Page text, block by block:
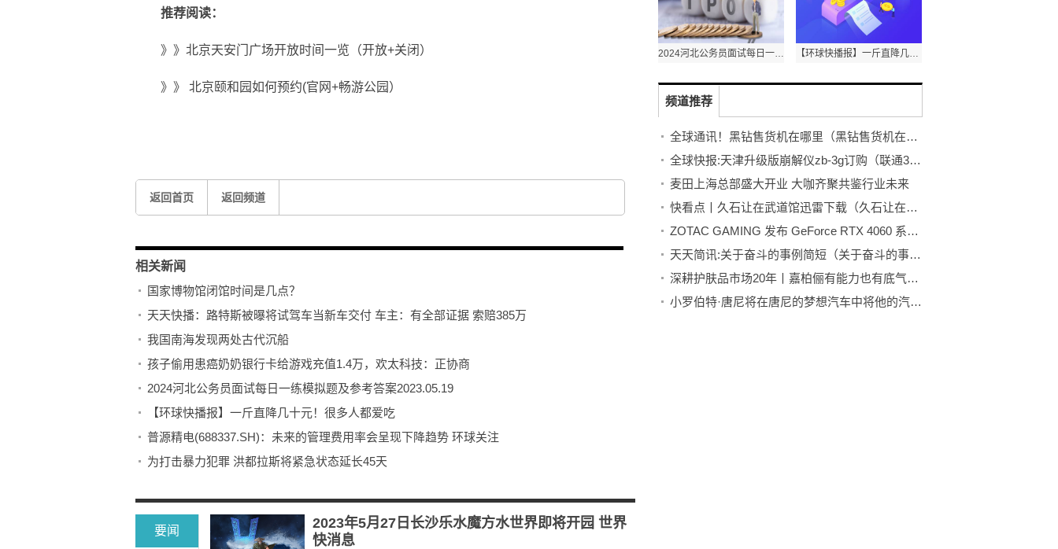
推荐阅读：
》》北京天安门广场开放时间一览（开放+关闭）
》》 北京颐和园如何预约(官网+畅游公园）
返回首页 返回频道
相关新闻
国家博物馆闭馆时间是几点？
天天快播：路特斯被曝将试驾车当新车交付 车主：有全部证据 索赔385万
我国南海发现两处古代沉船
孩子偷用患癌奶奶银行卡给游戏充值1.4万，欢太科技：正协商
2024河北公务员面试每日一练模拟题及参考答案2023.05.19
【环球快播报】一斤直降几十元！很多人都爱吃
普源精电(688337.SH)：未来的管理费用率会呈现下降趋势 环球关注
为打击暴力犯罪 洪都拉斯将紧急状态延长45天
要闻
2023年5月27日长沙乐水魔方水世界即将开园 世界
快消息
2024河北公务员面试每日一练模拟题及参考答案2023.05.19 【环球快播报】一斤直降几十元！很多人都爱吃
频道推荐
全球通讯！黑钻售货机在哪里（黑钻售货机在哪？）
全球快报:天津升级版崩解仪zb-3g订购（联通3g升级4g）
麦田上海总部盛大开业 大咖齐聚共鉴行业未来
快看点丨久石让在武道馆迅雷下载（久石让在武道馆）
ZOTAC GAMING 发布 GeForce RTX 4060 系列|全球快报
天天简讯:关于奋斗的事例简短（关于奋斗的事例）
深耕护肤品市场20年丨嘉柏俪有能力也有底气让你成功
小罗伯特·唐尼将在唐尼的梦想汽车中将他的汽车系列变成绿色_今日热搜